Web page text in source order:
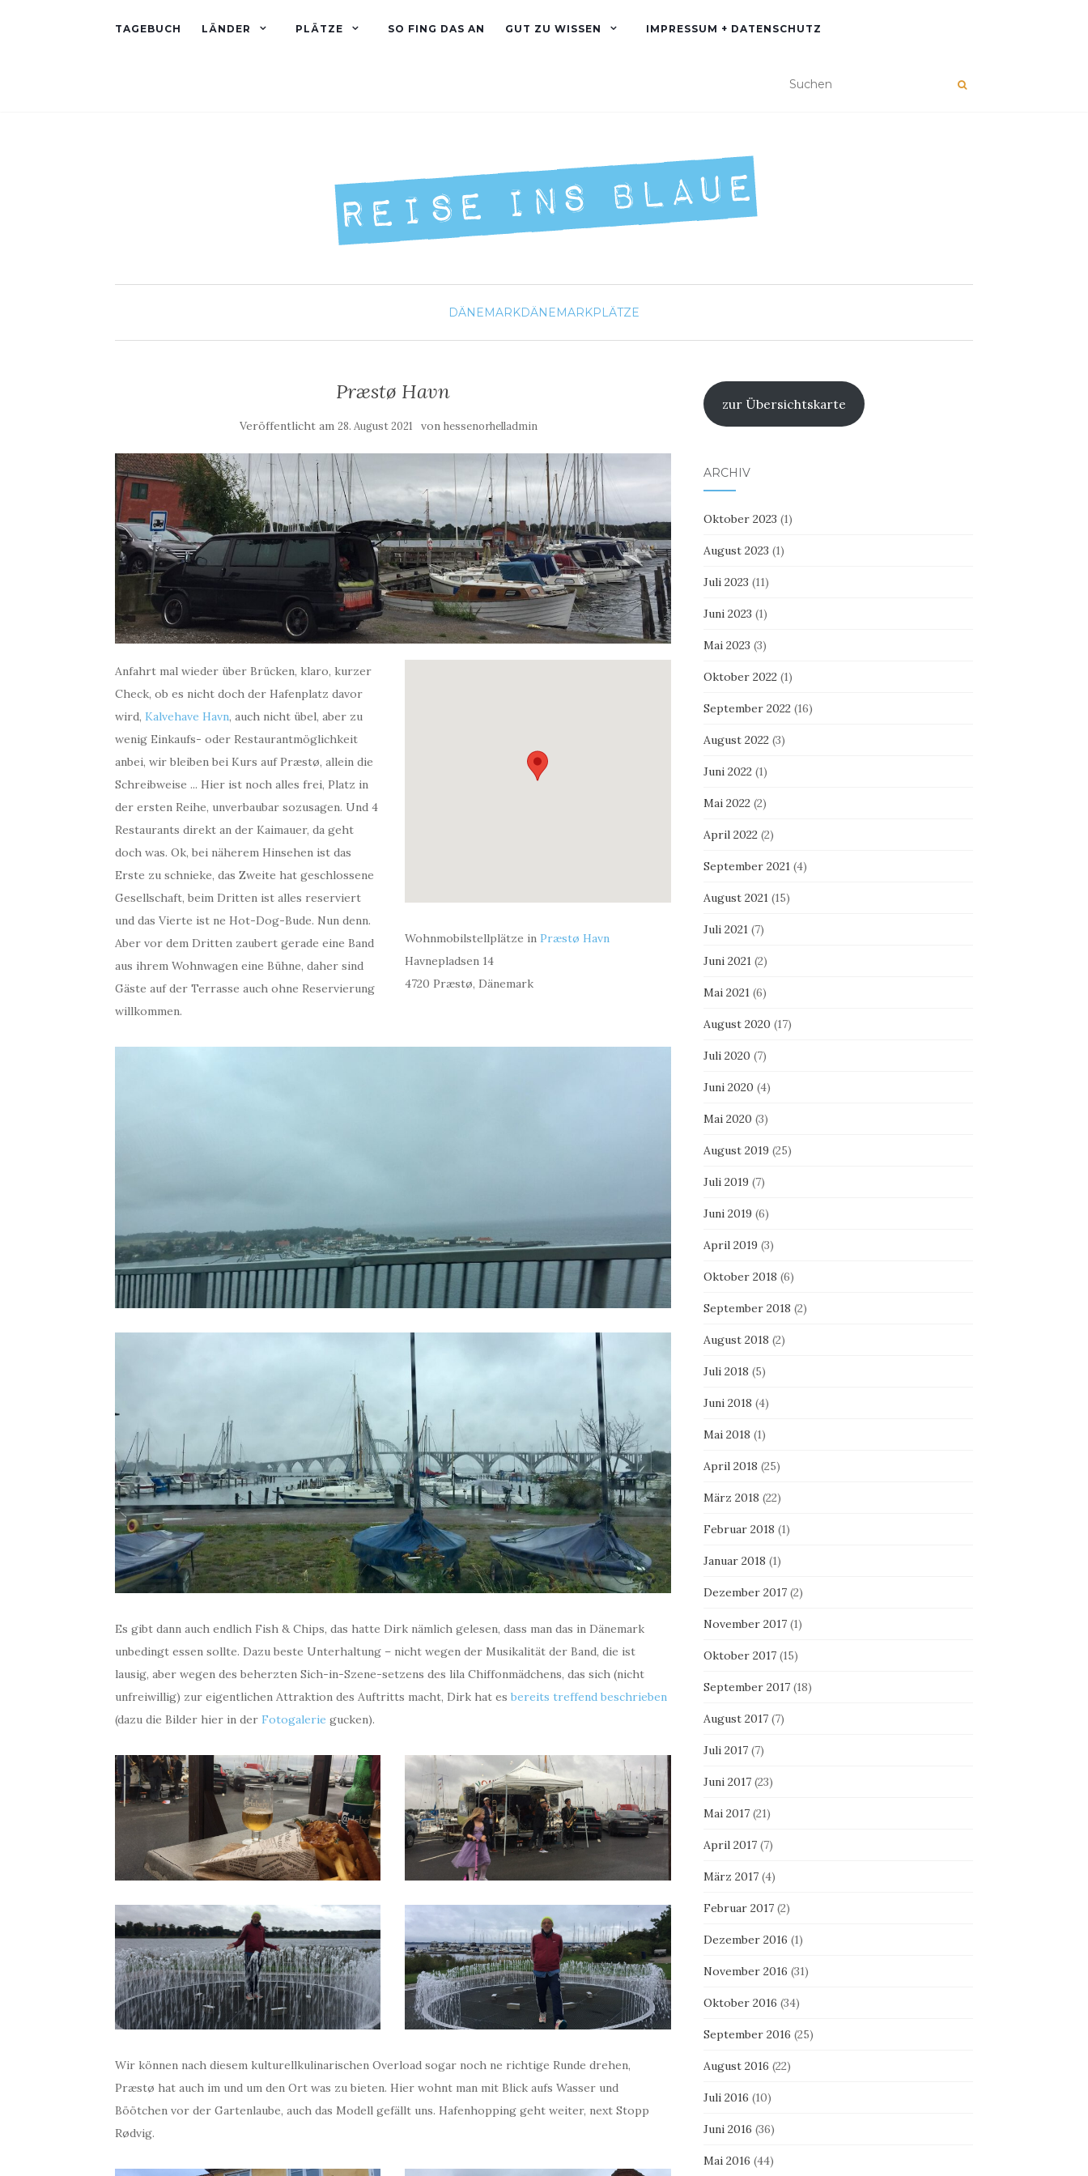
TAGEBUCH LÄNDER PLÄTZE SO FING DAS AN GUT ZU WISSEN IMPRESSUM + DATENSCHUTZ
DÄNEMARKDÄNEMARKPLÄTZE
Præstø Havn
Veröffentlicht am28. August 2021 vonhessenorhelladmin
Anfahrt mal wieder über Brücken, klaro, kurzer
Check, ob es nicht doch der Hafenplatz davor
wird, Kalvehave Havn, auch nicht übel, aber zu
wenig Einkaufs- oder Restaurantmöglichkeit
anbei, wir bleiben bei Kurs auf Præstø, allein die
Schreibweise ... Hier ist noch alles frei, Platz in
der ersten Reihe, unverbaubar sozusagen. Und 4
Restaurants direkt an der Kaimauer, da geht
doch was. Ok, bei näherem Hinsehen ist das
Erste zu schnieke, das Zweite hat geschlossene
Gesellschaft, beim Dritten ist alles reserviert
und das Vierte ist ne Hot-Dog-Bude. Nun denn.
Aber vor dem Dritten zaubert gerade eine Band
aus ihrem Wohnwagen eine Bühne, daher sind
Gäste auf der Terrasse auch ohne Reservierung
willkommen.
Wohnmobilstellplätze inPræstø Havn
Havnepladsen 14
4720 Præstø, Dänemark
Es gibt dann auch endlich Fish & Chips, das hatte Dirk nämlich gelesen, dass man das in Dänemark
unbedingt essen sollte. Dazu beste Unterhaltung – nicht wegen der Musikalität der Band, die ist
lausig, aber wegen des beherzten Sich-in-Szene-setzens des lila Chiffonmädchens, das sich (nicht
unfreiwillig) zur eigentlichen Attraktion des Auftritts macht, Dirk hat es bereits treffend beschrieben
(dazu die Bilder hier in der Fotogalerie gucken).
Wir können nach diesem kulturellkulinarischen Overload sogar noch ne richtige Runde drehen,
Præstø hat auch im und um den Ort was zu bieten. Hier wohnt man mit Blick aufs Wasser und
Böötchen vor der Gartenlaube, auch das Modell gefällt uns. Hafenhopping geht weiter, next Stopp
Rødvig.
zur Übersichtskarte
ARCHIV
Oktober 2023 (1)
August 2023 (1)
Juli 2023 (11)
Juni 2023 (1)
Mai 2023 (3)
Oktober 2022(1)
September 2022(16)
August 2022(3)
Juni 2022(1)
Mai 2022(2)
April 2022(2)
September 2021(4)
August 2021(15)
Juli 2021(7)
Juni 2021(2)
Mai 2021(6)
August 2020 (17)
Juli 2020 (7)
Juni 2020 (4)
Mai 2020 (3)
August 2019 (25)
Juli 2019 (7)
Juni 2019 (6)
April 2019 (3)
Oktober 2018 (6)
September 2018 (2)
August 2018 (2)
Juli 2018 (5)
Juni 2018 (4)
Mai 2018 (1)
April 2018 (25)
März 2018 (22)
Februar 2018 (1)
Januar 2018 (1)
Dezember 2017(2)
November 2017(1)
Oktober 2017(15)
September 2017(18)
August 2017(7)
Juli 2017(7)
Juni 2017(23)
Mai 2017(21)
April 2017(7)
März 2017(4)
Februar 2017(2)
Dezember 2016 (1)
November 2016 (31)
Oktober 2016 (34)
September 2016 (25)
August 2016 (22)
Juli 2016 (10)
Juni 2016 (36)
Mai 2016 (44)